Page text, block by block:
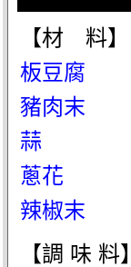
【材 料】
板豆腐
豬肉末
蒜
蔥花
辣椒末
【調 味 料】